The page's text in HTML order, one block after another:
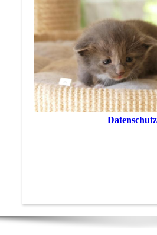
Datenschutz